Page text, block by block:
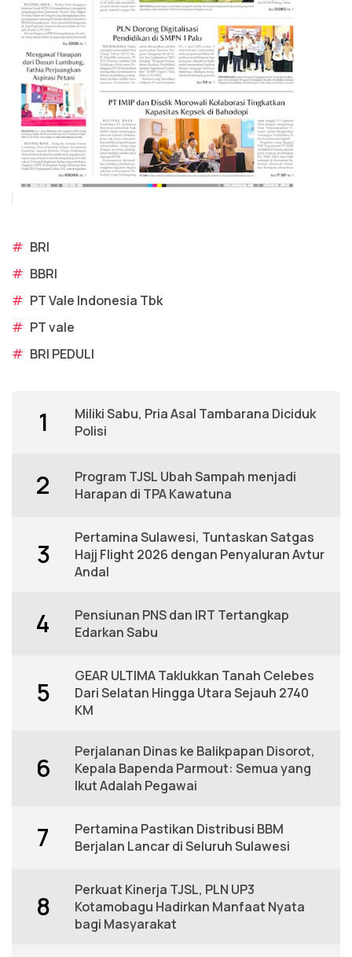
# BRI
# BBRI
# PT Vale Indonesia Tbk
# PT vale
# BRI PEDULI
1
Miliki Sabu, Pria Asal Tambarana Diciduk
Polisi
2
Program TJSL Ubah Sampah menjadi
Harapan di TPA Kawatuna
3
Pertamina Sulawesi, Tuntaskan Satgas
Hajj Flight 2026 dengan Penyaluran Avtur
Andal
4
Pensiunan PNS dan IRT Tertangkap
Edarkan Sabu
5
GEAR ULTIMA Taklukkan Tanah Celebes
Dari Selatan Hingga Utara Sejauh 2740
KM
6
Perjalanan Dinas ke Balikpapan Disorot,
Kepala Bapenda Parmout: Semua yang
Ikut Adalah Pegawai
7
Pertamina Pastikan Distribusi BBM
Berjalan Lancar di Seluruh Sulawesi
8
Perkuat Kinerja TJSL, PLN UP3
Kotamobagu Hadirkan Manfaat Nyata
bagi Masyarakat